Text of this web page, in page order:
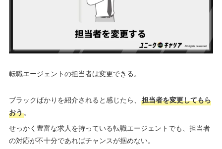
転職エージェントの担当者は変更できる。
ブラックばかりを紹介されると感じたら、 担当者を変更してもら
おう。
せっかく豊富な求人を持っている転職エージェントでも、担当者
の対応が不十分であればチャンスが掴めない。